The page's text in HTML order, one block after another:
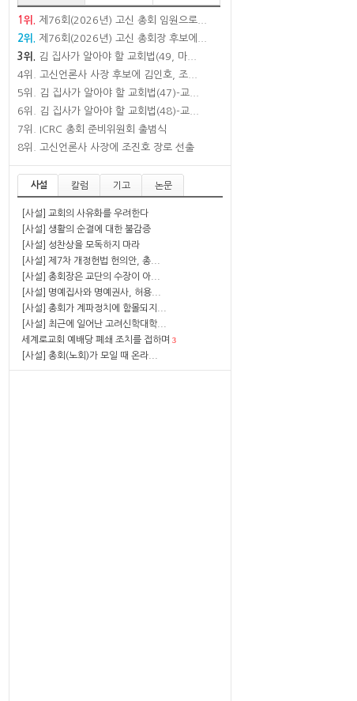
1위.
제76회(2026년) 고신 총회 임원으로...
2위.
제76회(2026년) 고신 총회장 후보에...
3위.
김 집사가 알아야 할 교회법(49, 마...
4위.
고신언론사 사장 후보에 김인호, 조...
5위.
김 집사가 알아야 할 교회법(47)-교...
6위.
김 집사가 알아야 할 교회법(48)-교...
7위.
ICRC 총회 준비위원회 출범식
8위.
고신언론사 사장에 조진호 장로 선출
사설 칼럼 기고 논문
[사설] 교회의 사유화를 우려한다
[사설] 생활의 순결에 대한 불감증
[사설] 성찬상을 모독하지 마라
[사설] 제7차 개정헌법 헌의안, 총...
[사설] 총회장은 교단의 수장이 아...
[사설] 명예집사와 명예권사, 허용...
[사설] 총회가 계파정치에 함몰되지...
[사설] 최근에 일어난 고려신학대학...
세계로교회 예배당 폐쇄 조치를 접하며 3
[사설] 총회(노회)가 모일 때 온라...